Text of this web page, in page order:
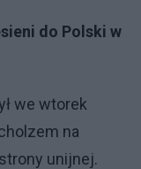
do Polski w
we wtorek
na
unijnej.